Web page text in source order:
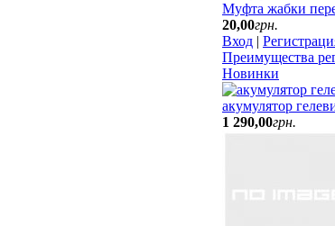
Муфта жабки
20,00грн.
Вход |
Преимущества
Новинки
акумулятор
1 290,00грн.